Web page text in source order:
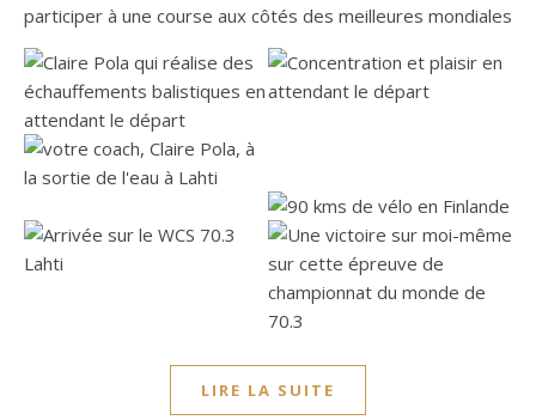
participer à une course aux côtés des meilleures mondiales
LIRE LA SUITE